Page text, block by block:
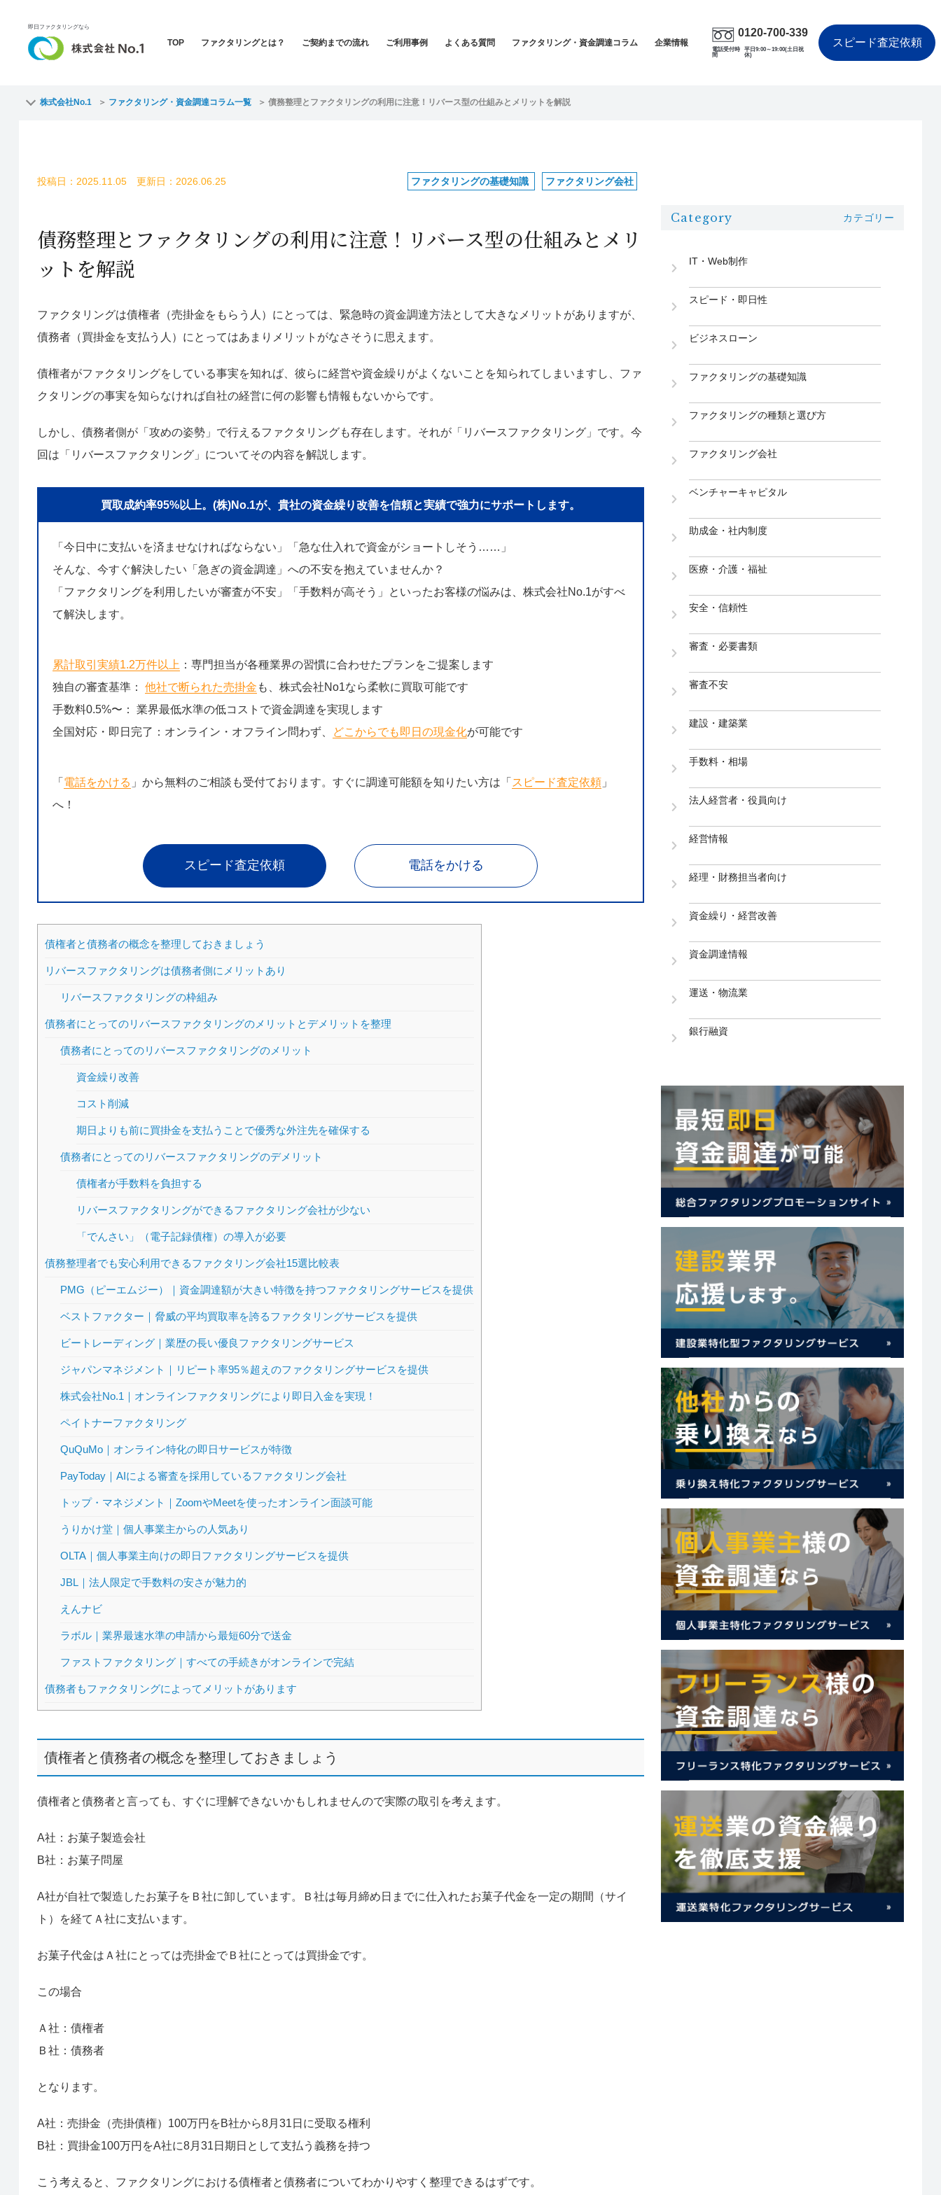
即日ファクタリングなら
TOP ファクタリングとは？ ご契約までの流れ ご利用事例 よくある質問 ファクタリング・資金調達コラム 企業情報
0120-700-339
電話受付時
間
平日9:00～19:00(土日祝
休)
スピード査定依頼
株式会社No.1 ファクタリング・資金調達コラム一覧 債務整理とファクタリングの利用に注意！リバース型の仕組みとメリットを解説
投稿日：2025.11.05 更新日：2026.06.25 ファクタリングの基礎知識 ファクタリング会社
債務整理とファクタリングの利用に注意！リバース型の仕組みとメリ
ットを解説
ファクタリングは債権者（売掛金をもらう人）にとっては、緊急時の資金調達方法として大きなメリットがありますが、
債務者（買掛金を支払う人）にとってはあまりメリットがなさそうに思えます。
債権者がファクタリングをしている事実を知れば、彼らに経営や資金繰りがよくないことを知られてしまいますし、ファ
クタリングの事実を知らなければ自社の経営に何の影響も情報もないからです。
しかし、債務者側が「攻めの姿勢」で行えるファクタリングも存在します。それが「リバースファクタリング」です。今
回は「リバースファクタリング」についてその内容を解説します。
買取成約率95%以上。(株)No.1が、貴社の資金繰り改善を信頼と実績で強力にサポートします。
「今日中に支払いを済ませなければならない」「急な仕入れで資金がショートしそう……」
そんな、今すぐ解決したい「急ぎの資金調達」への不安を抱えていませんか？
「ファクタリングを利用したいが審査が不安」「手数料が高そう」といったお客様の悩みは、株式会社No.1がすべ
て解決します。
累計取引実績1.2万件以上 ：専門担当が各種業界の習慣に合わせたプランをご提案します
独自の審査基準： 他社で断られた売掛金 も、株式会社No1なら柔軟に買取可能です
手数料0.5%〜： 業界最低水準の低コストで資金調達を実現します
全国対応・即日完了：オンライン・オフライン問わず、
どこからでも即日の現金化が可能です
「 電話をかける 」から無料のご相談も受付ております。すぐに調達可能額を知りたい方は「 スピード査定依頼」
へ！
スピード査定依頼 電話をかける
債権者と債務者の概念を整理しておきましょう
リバースファクタリングは債務者側にメリットあり
リバースファクタリングの枠組み
債務者にとってのリバースファクタリングのメリットとデメリットを整理
債務者にとってのリバースファクタリングのメリット
資金繰り改善
コスト削減
期日よりも前に買掛金を支払うことで優秀な外注先を確保する
債務者にとってのリバースファクタリングのデメリット
債権者が手数料を負担する
リバースファクタリングができるファクタリング会社が少ない
「でんさい」（電子記録債権）の導入が必要
債務整理者でも安心利用できるファクタリング会社15選比較表
PMG（ピーエムジー）｜資金調達額が大きい特徴を持つファクタリングサービスを提供
ベストファクター｜脅威の平均買取率を誇るファクタリングサービスを提供
ビートレーディング｜業歴の長い優良ファクタリングサービス
ジャパンマネジメント｜リピート率95％超えのファクタリングサービスを提供
株式会社No.1｜オンラインファクタリングにより即日入金を実現！
ペイトナーファクタリング
QuQuMo｜オンライン特化の即日サービスが特徴
PayToday｜AIによる審査を採用しているファクタリング会社
トップ・マネジメント｜ZoomやMeetを使ったオンライン面談可能
うりかけ堂｜個人事業主からの人気あり
OLTA｜個人事業主向けの即日ファクタリングサービスを提供
JBL｜法人限定で手数料の安さが魅力的
えんナビ
ラボル｜業界最速水準の申請から最短60分で送金
ファストファクタリング｜すべての手続きがオンラインで完結
債務者もファクタリングによってメリットがあります
債権者と債務者の概念を整理しておきましょう
債権者と債務者と言っても、すぐに理解できないかもしれませんので実際の取引を考えます。
A社：お菓子製造会社
B社：お菓子問屋
A社が自社で製造したお菓子をＢ社に卸しています。Ｂ社は毎月締め日までに仕入れたお菓子代金を一定の期間（サイ
ト）を経てＡ社に支払います。
お菓子代金はＡ社にとっては売掛金でＢ社にとっては買掛金です。
この場合
Ａ社：債権者
Ｂ社：債務者
となります。
A社：売掛金（売掛債権）100万円をB社から8月31日に受取る権利
B社：買掛金100万円をA社に8月31日期日として支払う義務を持つ
こう考えると、ファクタリングにおける債権者と債務者についてわかりやすく整理できるはずです。
Category カテゴリー
IT・Web制作
スピード・即日性
ビジネスローン
ファクタリングの基礎知識
ファクタリングの種類と選び方
ファクタリング会社
ベンチャーキャピタル
助成金・社内制度
医療・介護・福祉
安全・信頼性
審査・必要書類
審査不安
建設・建築業
手数料・相場
法人経営者・役員向け
経営情報
経理・財務担当者向け
資金繰り・経営改善
資金調達情報
運送・物流業
銀行融資